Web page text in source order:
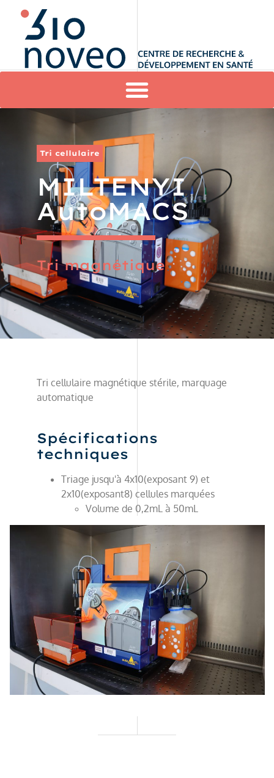
Tri cellulaire
MILTENYI
AutoMACS
Tri magnétique
Tri cellulaire magnétique stérile, marquage
automatique
Spécifications
techniques
Triage jusqu'à 4x10(exposant 9) et
2x10(exposant8) cellules marquées
Volume de 0,2mL à 50mL